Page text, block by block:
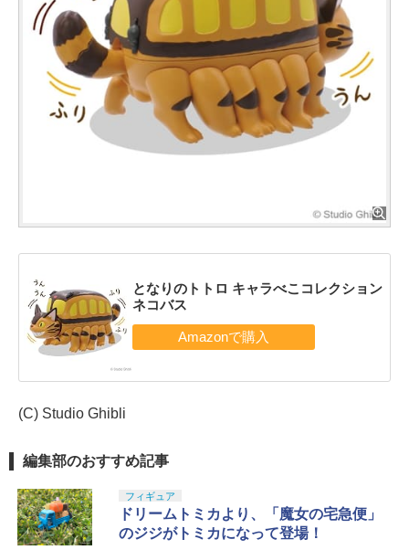
となりのトトロ キャラべこコレクション
ネコバス
(C) Studio Ghibli
編集部のおすすめ記事
フィギュア
ドリームトミカより、「魔女の宅急便」
のジジがトミカになって登場！